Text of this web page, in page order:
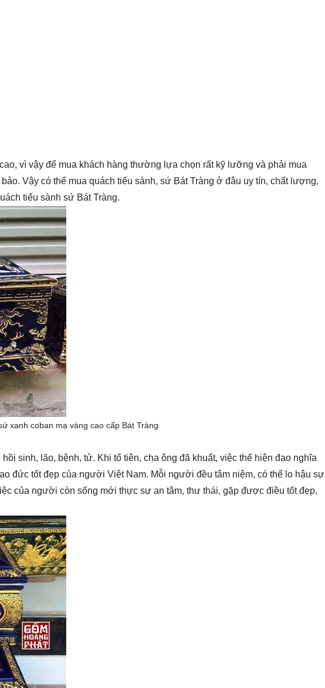
vì vậy để mua khách hàng thường lựa chọn rất kỹ lưỡng và phải mua
Vậy có thể mua quách tiểu sành, sứ Bát Tràng ở đâu uy tín, chất lượng,
tiểu sành sứ Bát Tràng.
xanh coban mạ vàng cao cấp Bát Tràng
sinh, lão, bệnh, tử. Khi tổ tiên, cha ông đã khuất, việc thể hiện đạo nghĩa
đức tốt đẹp của người Việt Nam. Mỗi người đều tâm niệm, có thể lo hậu sự
của người còn sống mới thực sự an tâm, thư thái, gặp được điều tốt đẹp,